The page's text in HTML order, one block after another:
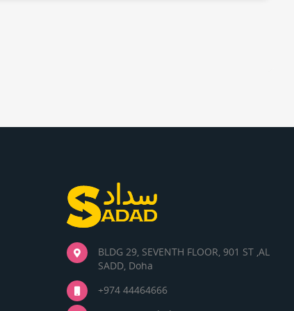
BLDG 29, SEVENTH FLOOR, 901 ST ,AL
SADD, Doha
+974 44464666